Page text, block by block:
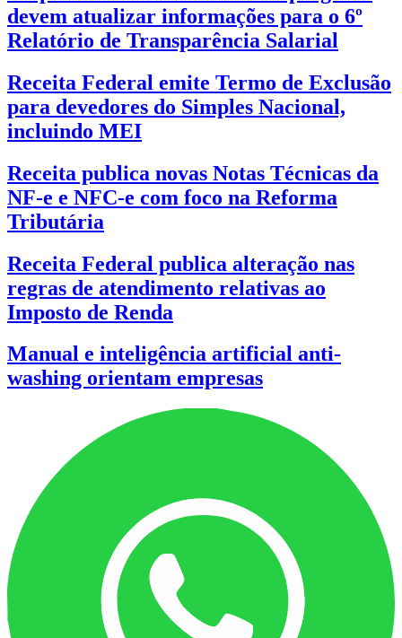
devem atualizar informações para o 6º
Relatório de Transparência Salarial
Receita Federal emite Termo de Exclusão
para devedores do Simples Nacional,
incluindo MEI
Receita publica novas Notas Técnicas da
NF-e e NFC-e com foco na Reforma
Tributária
Receita Federal publica alteração nas
regras de atendimento relativas ao
Imposto de Renda
Manual e inteligência artificial anti-
washing orientam empresas